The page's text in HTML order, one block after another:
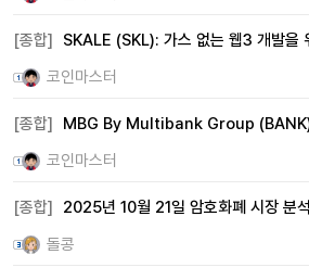
[종합]
SKALE (SKL): 가스 없는 웹3 개발을
코인마스터
[종합]
MBG By Multibank Group
코인마스터
[종합]
2025년 10월 21일 암호화폐 시장 분석
돌콩